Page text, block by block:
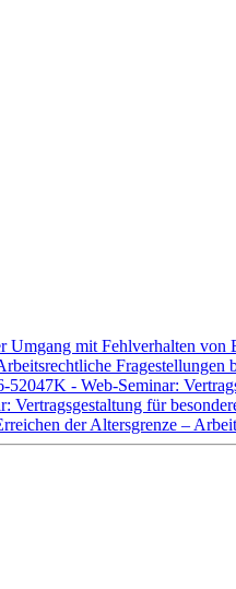
Umgang mit Fehlverhalten
52047K - Web-Seminar:
Vertragsgestaltung für
der Altersgrenze –